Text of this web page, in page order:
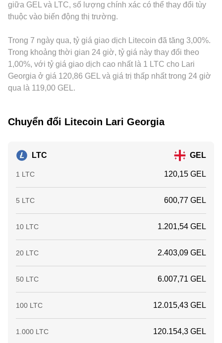
hạn chồng lên những động lực cấu trúc kể trên.
sẽ truyền vào mức báo giá LTC/GEL. Hoạt động arbitrage
giữa các sàn giúp thu hẹp chênh lệch theo thời gian, nhưng
chuyển khoản on-chain và hạn mức nạp rút khác nhau.
giữa GEL và LTC, số lượng chính xác có thể thay đổi tùy
thuộc vào biến động thị trường.
Trong 7 ngày qua, tỷ giá giao dịch Litecoin đã tăng 3,00%.
Trong khoảng thời gian 24 giờ, tỷ giá này thay đổi theo
1,00%, với tỷ giá giao dịch cao nhất là 1 LTC cho Lari
Georgia ở giá 120,86 GEL và giá trị thấp nhất trong 24 giờ
qua là 119,00 GEL.
Chuyển đổi Litecoin Lari Georgia
LTC GEL
1 LTC 120,15 GEL
5 LTC 600,77 GEL
10 LTC 1.201,54 GEL
20 LTC 2.403,09 GEL
50 LTC 6.007,71 GEL
100 LTC 12.015,43 GEL
1.000 LTC 120.154,3 GEL